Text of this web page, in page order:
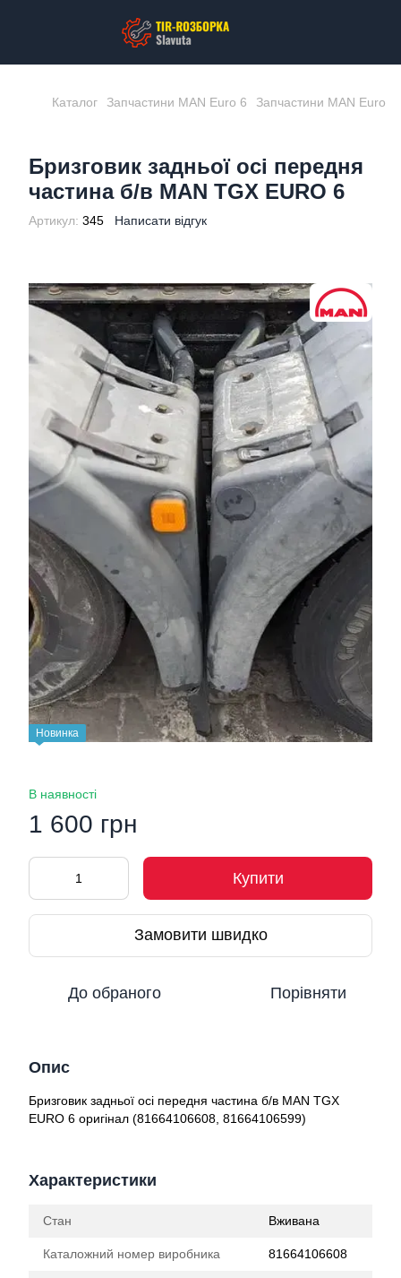
Каталог Запчастини MAN Euro 6 Запчастини MAN Euro 6
Бризговик задньої осі передня
частина б/в MAN TGX EURO 6
Артикул: 345 Написати відгук
Новинка
В наявності
1 600 грн
Купити
Замовити швидко
До обраного Порівняти
Опис
Бризговик задньої осі передня частина б/в MAN TGX
EURO 6 оригінал (81664106608, 81664106599)
Характеристики
Стан Вживана
Каталожний номер виробника 81664106608